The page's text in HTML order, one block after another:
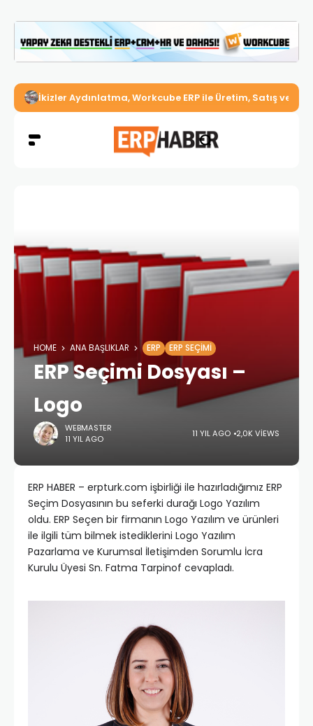
İkizler Aydınlatma, Workcube ERP ile Üretim, Satış ve
HOME ANA BAŞLIKLAR ERP ERP SEÇIMI
ERP Seçimi Dosyası –
Logo
WEBMASTER
11 YIL AGO
11 YIL AGO 2,0K VIEWS
ERP HABER – erpturk.com işbirliği ile hazırladığımız ERP
Seçim Dosyasının bu seferki durağı Logo Yazılım
oldu. ERP Seçen bir firmanın Logo Yazılım ve ürünleri
ile ilgili tüm bilmek istediklerini Logo Yazılım
Pazarlama ve Kurumsal İletişimden Sorumlu İcra
Kurulu Üyesi Sn. Fatma Tarpinof cevapladı.